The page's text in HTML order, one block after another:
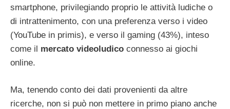
smartphone, privilegiando proprio le attività ludiche o
di intrattenimento, con una preferenza verso i video
(YouTube in primis), e verso il gaming (43%), inteso
come il mercato videoludico connesso ai giochi
online.
Ma, tenendo conto dei dati provenienti da altre
ricerche, non si può non mettere in primo piano anche